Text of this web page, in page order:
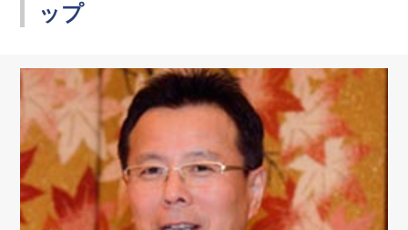
リンク
会員専用ページ
English
ップ